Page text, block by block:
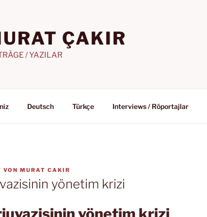
ÇAKIR
/ YAZILAR
Deutsch Türkçe Interviews / Röportajlar
VON MURAT CAKIR
yönetim krizi